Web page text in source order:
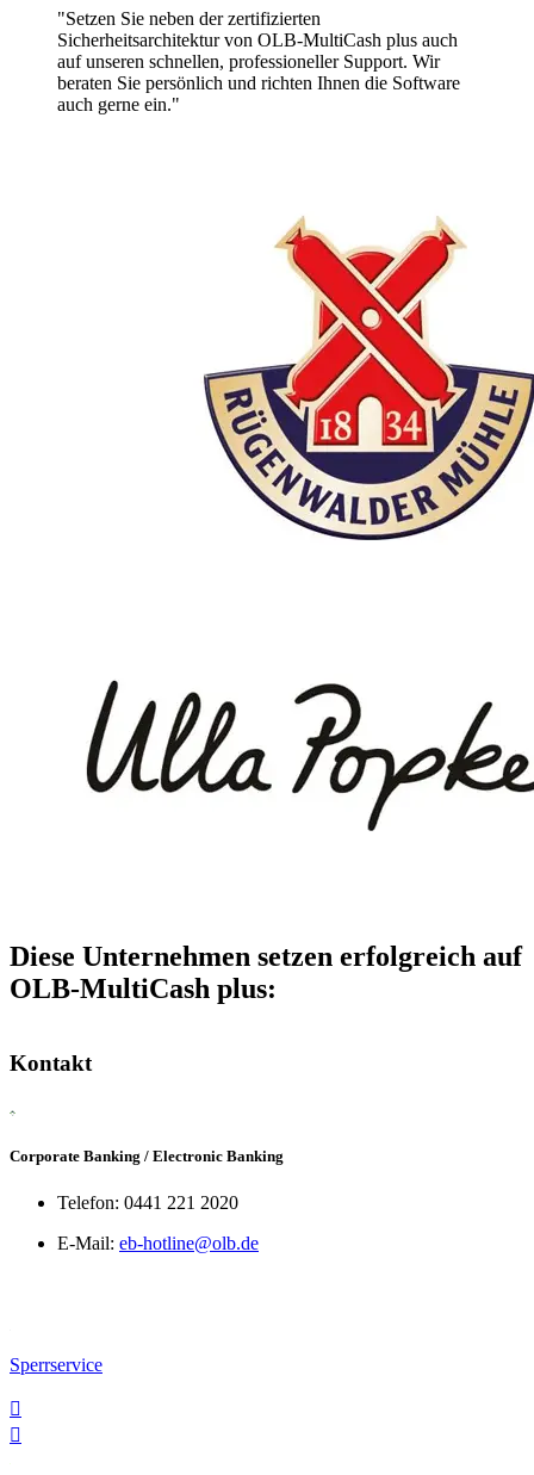
"Setzen Sie neben der zertifizierten
Sicherheitsarchitektur von OLB-MultiCash plus auch
auf unseren schnellen, professioneller Support. Wir
beraten Sie persönlich und richten Ihnen die Software
auch gerne ein."
Diese Unternehmen setzen erfolgreich auf
OLB-MultiCash plus:
Kontakt
Corporate Banking / Electronic Banking
Telefon: 0441 221 2020
E-Mail: eb-hotline@olb.de
Sperrservice

